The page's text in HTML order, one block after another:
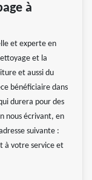
à
et experte en
et la
et aussi du
bénéficiaire dans
durera pour des
nous écrivant, en
suivante :
à votre service et